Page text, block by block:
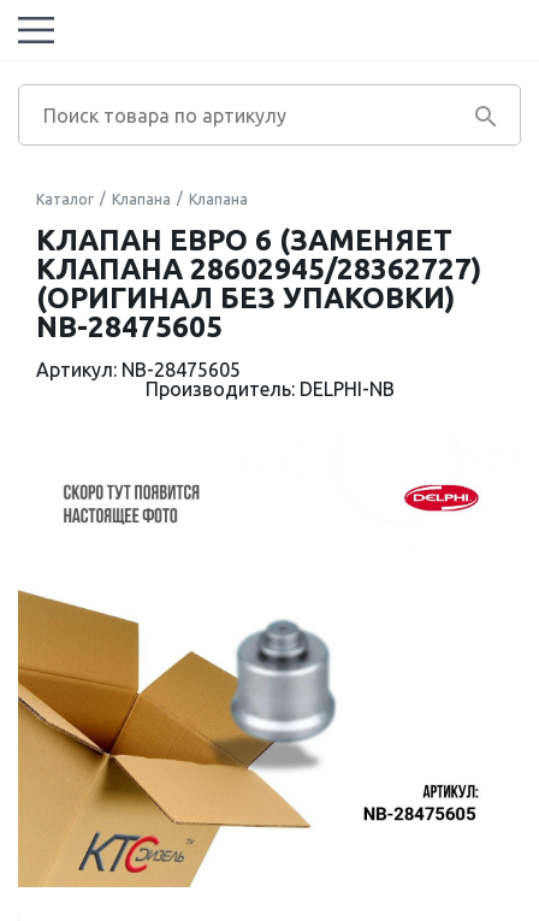
Каталог Клапана Клапана
КЛАПАН ЕВРО 6 (ЗАМЕНЯЕТ
КЛАПАНА 28602945/28362727)
(ОРИГИНАЛ БЕЗ УПАКОВКИ)
NB-28475605
Артикул: NB-28475605
Производитель: DELPHI-NB